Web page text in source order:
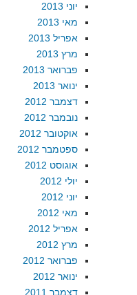
יוני 2013
מאי 2013
אפריל 2013
מרץ 2013
פברואר 2013
ינואר 2013
דצמבר 2012
נובמבר 2012
אוקטובר 2012
ספטמבר 2012
אוגוסט 2012
יולי 2012
יוני 2012
מאי 2012
אפריל 2012
מרץ 2012
פברואר 2012
ינואר 2012
דצמבר 2011